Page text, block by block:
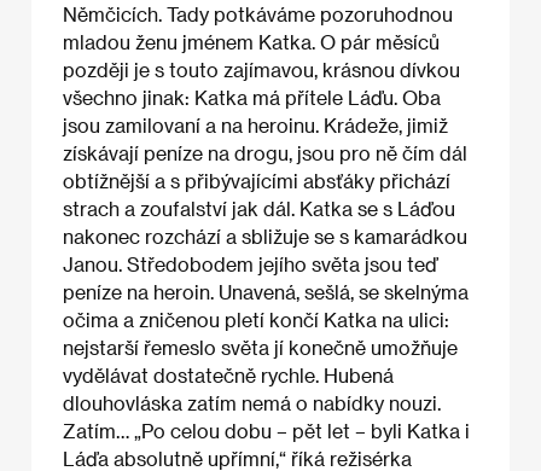
Němčicích. Tady potkáváme pozoruhodnou
mladou ženu jménem Katka. O pár měsíců
později je s touto zajímavou, krásnou dívkou
všechno jinak: Katka má přítele Láďu. Oba
jsou zamilovaní a na heroinu. Krádeže, jimiž
získávají peníze na drogu, jsou pro ně čím dál
obtížnější a s přibývajícími absťáky přichází
strach a zoufalství jak dál. Katka se s Láďou
nakonec rozchází a sbližuje se s kamarádkou
Janou. Středobodem jejího světa jsou teď
peníze na heroin. Unavená, sešlá, se skelnýma
očima a zničenou pletí končí Katka na ulici:
nejstarší řemeslo světa jí konečně umožňuje
vydělávat dostatečně rychle. Hubená
dlouhovláska zatím nemá o nabídky nouzi.
Zatím… „Po celou dobu – pět let – byli Katka i
Láďa absolutně upřímní,“ říká režisérka